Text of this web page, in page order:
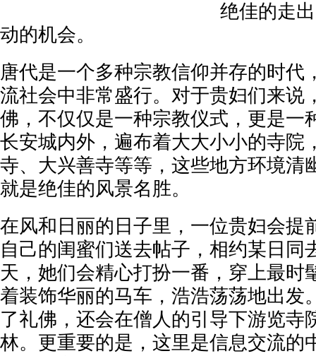
绝佳的走
动的机会。
唐代是一个多种宗教信仰并存的时代
流社会中非常盛行。对于贵妇们来说
佛，不仅仅是一种宗教仪式，更是一
长安城内外，遍布着大大小小的寺院
寺、大兴善寺等等，这些地方环境清
就是绝佳的风景名胜。
在风和日丽的日子里，一位贵妇会提
自己的闺蜜们送去帖子，相约某日同
天，她们会精心打扮一番，穿上最时
着装饰华丽的马车，浩浩荡荡地出发
了礼佛，还会在僧人的引导下游览寺
林。更重要的是，这里是信息交流的